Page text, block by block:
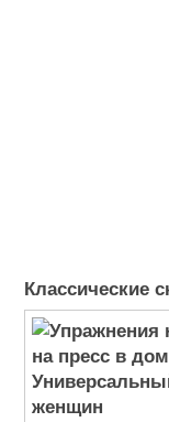
Классические